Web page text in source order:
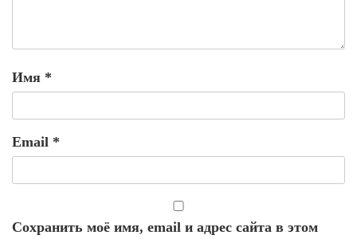
Имя *
Email *
Сохранить моё имя, email и адрес сайта в этом